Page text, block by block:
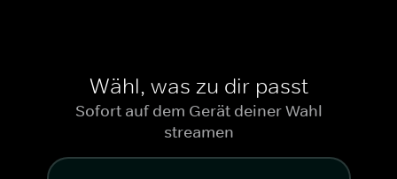
Wähl, was zu dir passt
Sofort auf dem Gerät deiner Wahl
streamen